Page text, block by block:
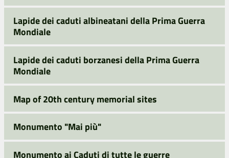
Lapide dei caduti albineatani della Prima Guerra
Mondiale
Lapide dei caduti borzanesi della Prima Guerra
Mondiale
Map of 20th century memorial sites
Monumento "Mai più"
Monumento ai Caduti di tutte le guerre